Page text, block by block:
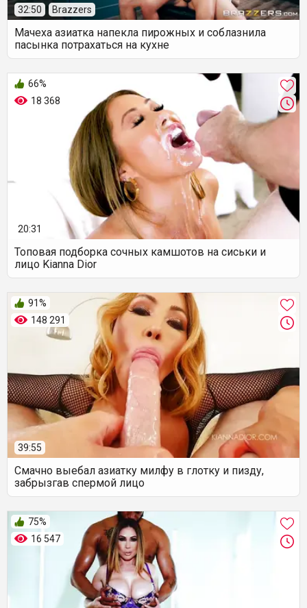
32:50 Brazzers
Мачеха азиатка напекла пирожных и соблазнила
пасынка потрахаться на кухне
18 368
66%
20:31
Топовая подборка сочных камшотов на сиськи и
лицо Kianna Dior
148 291
91%
39:55
Смачно выебал азиатку милфу в глотку и пизду,
забрызгав спермой лицо
16 547
75%